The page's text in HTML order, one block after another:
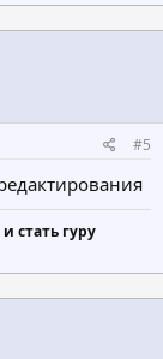
#5
стать гуру